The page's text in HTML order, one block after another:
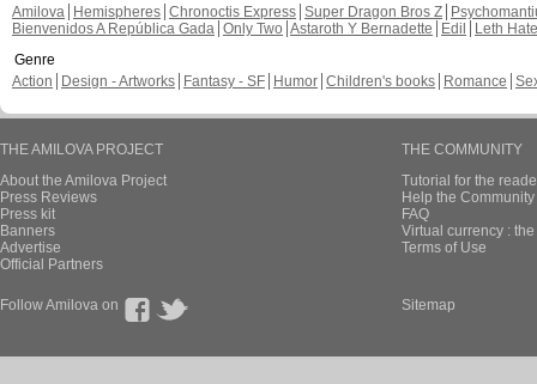
Amilova
Hemispheres Chronoctis Express Super Dragon Bros Z
Bienvenidos A República Gada Only Two Astaroth Y Bernadette Edil
Leth Hate
Genre
Action
Design - Artworks Fantasy - SF Humor Children's books Romance
THE AMILOVA PROJECT
About the Amilova Project
Press Reviews
Press kit
Banners
Advertise
Official Partners
THE COMMUNITY
Tutorial for the
Help the
FAQ
Virtual currency :
Terms of Use
Follow Amilova on Sitemap